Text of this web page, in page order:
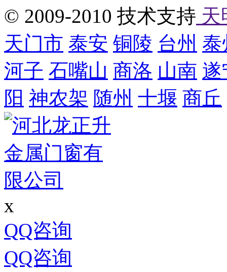
© 2009-2010 技术支持 天
天门市 泰安 铜陵 台州 泰
河子 石嘴山 商洛 山南 遂
阳 神农架 随州 十堰 商丘
x
QQ咨询
QQ咨询